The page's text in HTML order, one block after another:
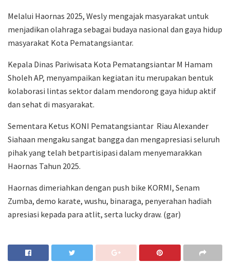
Melalui Haornas 2025, Wesly mengajak masyarakat untuk
menjadikan olahraga sebagai budaya nasional dan gaya hidup
masyarakat Kota Pematangsiantar.
Kepala Dinas Pariwisata Kota Pematangsiantar M Hamam
Sholeh AP, menyampaikan kegiatan itu merupakan bentuk
kolaborasi lintas sektor dalam mendorong gaya hidup aktif
dan sehat di masyarakat.
Sementara Ketus KONI Pematangsiantar Riau Alexander
Siahaan mengaku sangat bangga dan mengapresiasi seluruh
pihak yang telah betpartisipasi dalam menyemarakkan
Haornas Tahun 2025.
Haornas dimeriahkan dengan push bike KORMI, Senam
Zumba, demo karate, wushu, binaraga, penyerahan hadiah
apresiasi kepada para atlit, serta lucky draw. (gar)